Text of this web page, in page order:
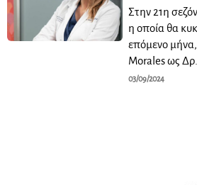
Στην 21η
η οποία θα
επόμενο
Morales ως
03/09/2024